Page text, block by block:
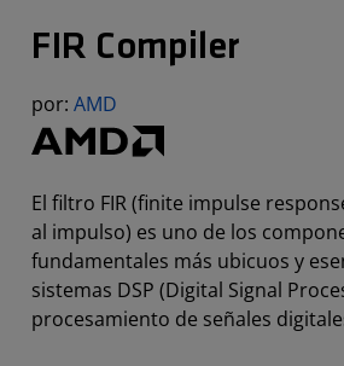
FIR Compiler
por: AMD
El filtro FIR (finite impulse
al impulso) es uno de los
fundamentales más ubicuos y
sistemas DSP (Digital Signal
procesamiento de señales